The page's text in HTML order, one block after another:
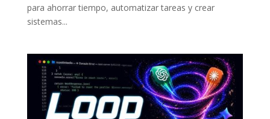
para ahorrar tiempo, automatizar tareas y crear
sistemas...